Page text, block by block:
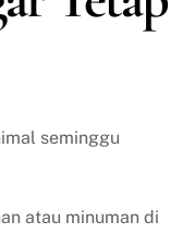
seminggu
atau minuman di